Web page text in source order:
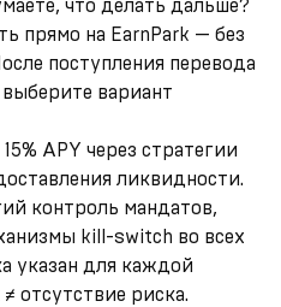
что делать дальше?
прямо на EarnPark — без
поступления перевода
вариант
APY через стратегии
ликвидности.
контроль мандатов,
kill-switch во всех
указан для каждой
отсутствие риска.